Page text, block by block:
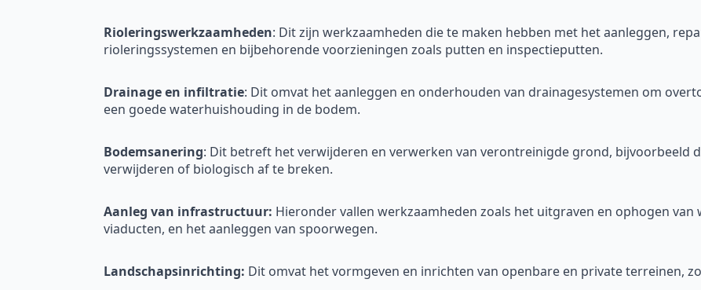
Rioleringswerkzaamheden: Dit zijn werkzaamheden die te maken hebben met het aanleggen,
rioleringssystemen en bijbehorende voorzieningen zoals putten en inspectieputten.
Drainage en infiltratie: Dit omvat het aanleggen en onderhouden van drainagesystemen om
een goede waterhuishouding in de bodem.
Bodemsanering: Dit betreft het verwijderen en verwerken van verontreinigde grond, bijvoorbeeld
verwijderen of biologisch af te breken.
Aanleg van infrastructuur: Hieronder vallen werkzaamheden zoals het uitgraven en ophogen
viaducten, en het aanleggen van spoorwegen.
Landschapsinrichting: Dit omvat het vormgeven en inrichten van openbare en private terreinen,